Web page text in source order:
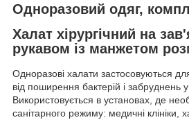
Одноразовий одяг,
Халат хірургічний на
рукавом із манжетом
Одноразові халати застосовуються
від поширення бактерій і забруднень
Використовується в установах, де
санітарного режиму: медичні клініки,